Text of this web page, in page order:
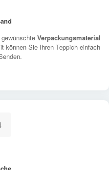
Verpackungsmaterial
können Sie Ihren Teppich einfach